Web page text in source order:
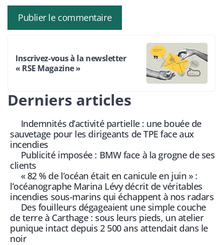
Inscrivez-vous à la newsletter
« RSE Magazine »
Derniers articles
Indemnités d’activité partielle : une bouée de
sauvetage pour les dirigeants de TPE face aux
incendies
Publicité imposée : BMW face à la grogne de ses
clients
« 82 % de l’océan était en canicule en juin » :
l’océanographe Marina Lévy décrit de véritables
incendies sous-marins qui échappent à nos radars
Des fouilleurs dégageaient une simple couche
de terre à Carthage : sous leurs pieds, un atelier
punique intact depuis 2 500 ans attendait dans le
noir